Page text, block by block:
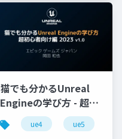
画像処理
猫でも分かるUnreal
Engineの学び方 - 超初
心者向け編 - 2023 v1.0
ue4 ue5